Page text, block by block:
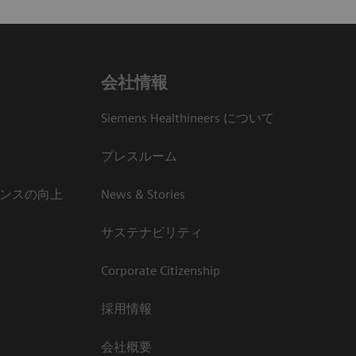
スの向上
会社情報
Siemens Healthineers について
プレスルーム
News & Stories
サステナビリティ
Corporate Citizenship
採用情報
会社概要